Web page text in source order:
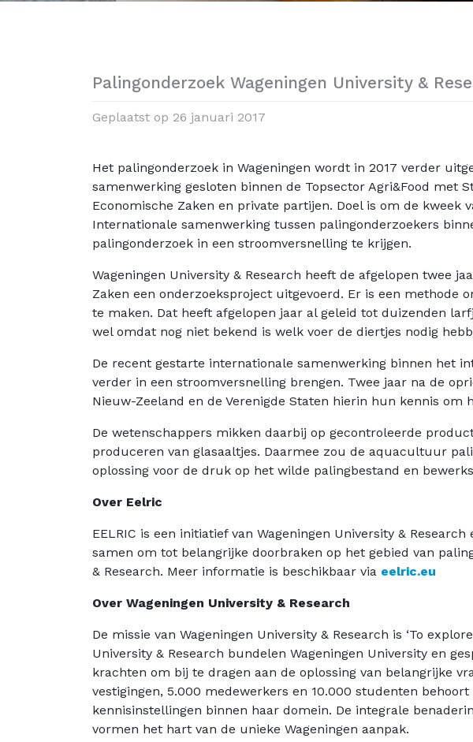
Palingonderzoek Wageningen University &
Geplaatst op 26 januari 2017
Het palingonderzoek in Wageningen wordt in 2017 verder
samenwerking gesloten binnen de Topsector Agri&Food met
Economische Zaken en private partijen. Doel is om de
Internationale samenwerking tussen palingonderzoekers
palingonderzoek in een stroomversnelling te krijgen.
Wageningen University & Research heeft de afgelopen twee
Zaken een onderzoeksproject uitgevoerd. Er is een methode
te maken. Dat heeft afgelopen jaar al geleid tot duizenden
wel omdat nog niet bekend is welk voer de diertjes nodig
De recent gestarte internationale samenwerking binnen het
verder in een stroomversnelling brengen. Twee jaar na de
Nieuw-Zeeland en de Verenigde Staten hierin hun kennis
De wetenschappers mikken daarbij op gecontroleerde
produceren van glasaaltjes. Daarmee zou de aquacultuur
oplossing voor de druk op het wilde palingbestand en
Over Eelric
EELRIC is een initiatief van Wageningen University &
samen om tot belangrijke doorbraken op het gebied van
& Research. Meer informatie is beschikbaar via eelric.eu
Over Wageningen University & Research
De missie van Wageningen University & Research is ‘To
University & Research bundelen Wageningen University en
krachten om bij te dragen aan de oplossing van belangrijke
vestigingen, 5.000 medewerkers en 10.000 studenten
kennisinstellingen binnen haar domein. De integrale
vormen het hart van de unieke Wageningen aanpak.